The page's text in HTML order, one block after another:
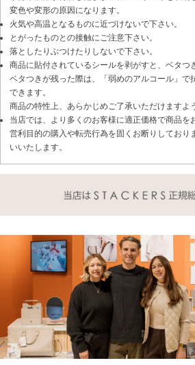
変色や変形の原因になります。
火気や高温となるものに近づけないで下さい。
とがったものとの接触にご注意下さい。
落としたりぶつけたりしないで下さい。
商品に貼付されているシールを剥がすと、ベタつ
ベタつきが残った際は、「弱めのアルコール」で
できます。
商品の特性上、あらかじめご了承いただけますよ
当店では、より多くのお客様に適正価格で商品を
営利目的の購入や転売行為を固くお断りしており
いいたします。